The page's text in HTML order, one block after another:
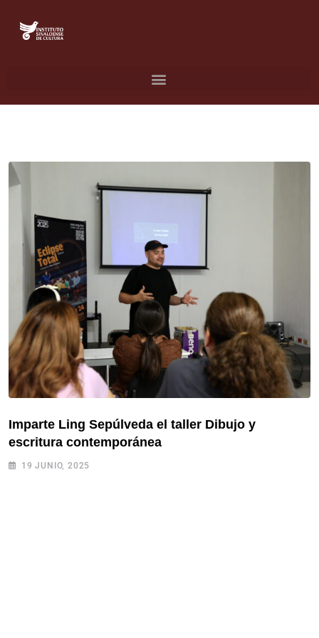
Imparte Ling Sepúlveda el taller Dibujo y
escritura contemporánea
19 JUNIO, 2025